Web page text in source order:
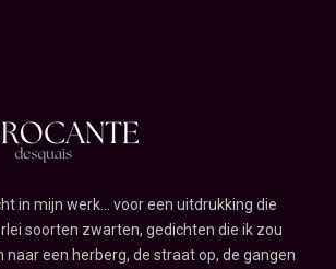
in mijn werk... voor een uitdrukking die
soorten zwarten, gedichten die ik zou
een herberg, de straat op, de gangen